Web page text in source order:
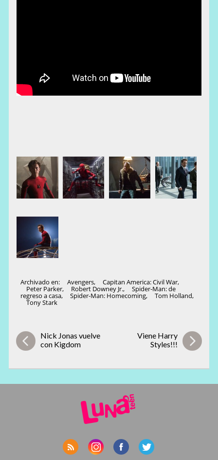
Archivado en: Avengers, Capitan America: Civil War,
Peter Parker, Robert Downey Jr., Spider-Man: de
regreso a casa, Spider-Man: Homecoming, Tom Holland,
Tony Stark
Nick Jonas vuelve
con Kigdom
Viene Harry
Styles!!!